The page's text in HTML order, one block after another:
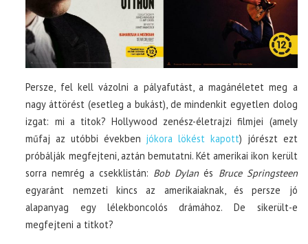
Persze, fel kell vázolni a pályafutást, a magánéletet meg a
nagy áttörést (esetleg a bukást), de mindenkit egyetlen dolog
izgat: mi a titok? Hollywood zenész-életrajzi filmjei (amely
műfaj az utóbbi években jókora lökést kapott) jórészt ezt
próbálják megfejteni, aztán bemutatni. Két amerikai ikon került
sorra nemrég a csekklistán: Bob Dylanés Bruce Springsteen
egyaránt nemzeti kincs az amerikaiaknak, és persze jó
alapanyag egy lélekboncolós drámához. De sikerült-e
megfejteni a titkot?